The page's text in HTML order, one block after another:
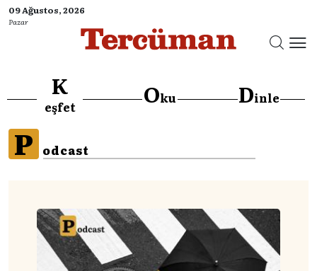
09 Ağustos, 2026
Pazar
K
eşfet Oku Dinle
P odcast